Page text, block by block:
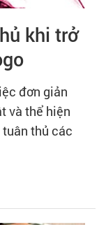
khi trở
đơn giản
và thể hiện
thủ các